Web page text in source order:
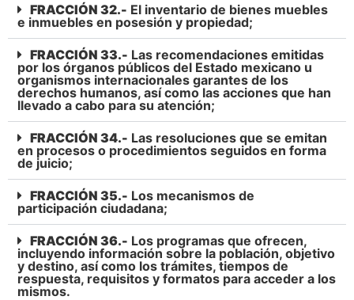
FRACCIÓN 32.- El inventario de bienes muebles
e inmuebles en posesión y propiedad;
FRACCIÓN 33.- Las recomendaciones emitidas
por los órganos públicos del Estado mexicano u
organismos internacionales garantes de los
derechos humanos, así como las acciones que han
llevado a cabo para su atención;
FRACCIÓN 34.- Las resoluciones que se emitan
en procesos o procedimientos seguidos en forma
de juicio;
FRACCIÓN 35.- Los mecanismos de
participación ciudadana;
FRACCIÓN 36.- Los programas que ofrecen,
incluyendo información sobre la población, objetivo
y destino, así como los trámites, tiempos de
respuesta, requisitos y formatos para acceder a los
mismos.